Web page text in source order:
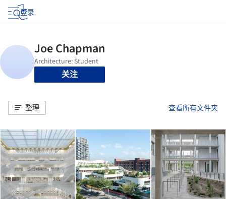
登录
关注
整理 查看所有文件夹